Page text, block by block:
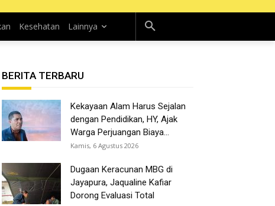
Kesehatan Lainnya
BERITA TERBARU
Kekayaan Alam Harus Sejalan
dengan Pendidikan, HY, Ajak
Warga Perjuangan Biaya...
Kamis, 6 Agustus 2026
Dugaan Keracunan MBG di
Jayapura, Jaqualine Kafiar
Dorong Evaluasi Total